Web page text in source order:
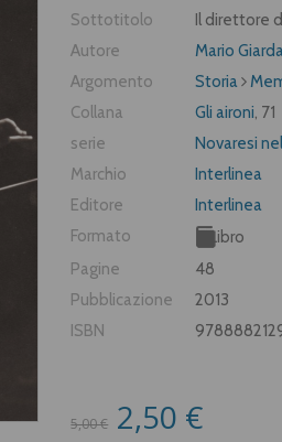
Sottotitolo
Il direttore
Autore
Mario
Argomento
Storia
Collana
Gli aironi, 71
serie
Novaresi
Marchio
Interlinea
Editore
Interlinea
Formato
Libro
Pagine
48
Pubblicazione
2013
ISBN
5,00 € 2,50 €